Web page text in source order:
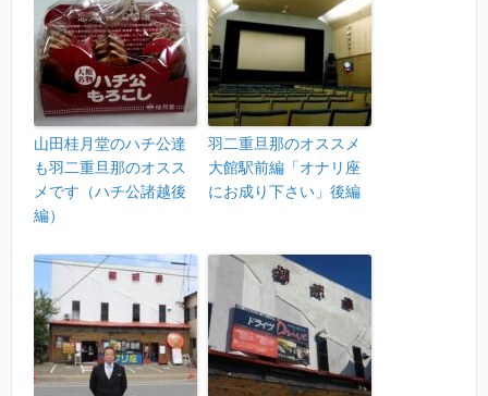
山田桂月堂のハチ公達
も羽二重旦那のオスス
メです（ハチ公諸越後
編）
羽二重旦那のオススメ
大館駅前編「オナリ座
にお成り下さい」後編